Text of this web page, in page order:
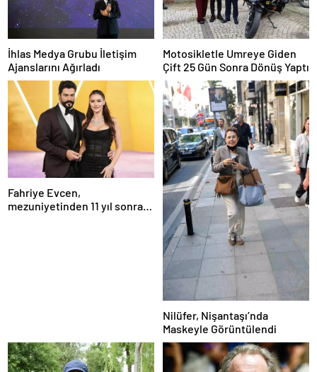
İhlas Medya Grubu İletişim
Ajanslarını Ağırladı
Motosikletle Umreye Giden
Çift 25 Gün Sonra Dönüş Yaptı
Fahriye Evcen,
mezuniyetinden 11 yıl sonra
Nilüfer, Nişantaşı’nda
Maskeyle Görüntülendi